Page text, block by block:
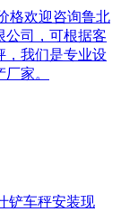
格欢迎咨询鲁北
司，可根据客
，我们是专业设
家。
铲车秤安装现